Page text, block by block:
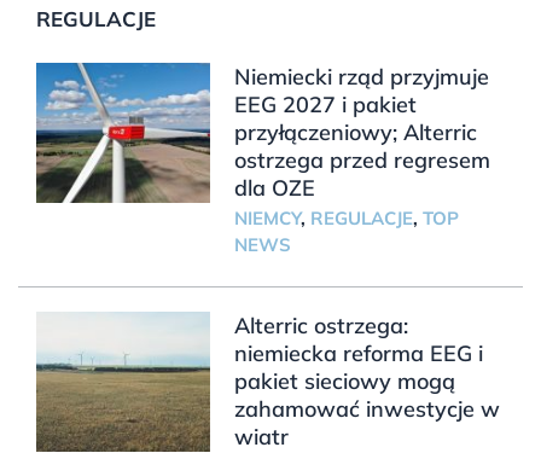
REGULACJE
Niemiecki rząd przyjmuje
EEG 2027 i pakiet
przyłączeniowy; Alterric
ostrzega przed regresem
dla OZE
NIEMCY, REGULACJE, TOP
NEWS
Alterric ostrzega:
niemiecka reforma EEG i
pakiet sieciowy mogą
zahamować inwestycje w
wiatr